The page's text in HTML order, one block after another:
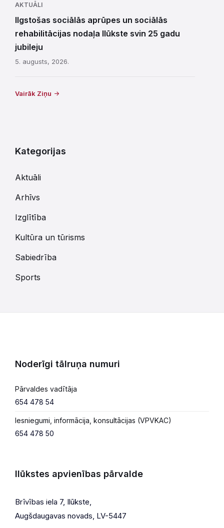
AKTUĀLI
Ilgstošas sociālās aprūpes un sociālās
rehabilitācijas nodaļa Ilūkste svin 25 gadu
jubileju
5. augusts, 2026.
Vairāk Ziņu
Kategorijas
Aktuāli
Arhīvs
Izglītība
Kultūra un tūrisms
Sabiedrība
Sports
Noderīgi tālruņa numuri
Pārvaldes vadītāja
654 478 54
Iesniegumi, informācija, konsultācijas (VPVKAC)
654 478 50
Ilūkstes apvienības pārvalde
Brīvības iela 7, Ilūkste,
Augšdaugavas novads, LV-5447